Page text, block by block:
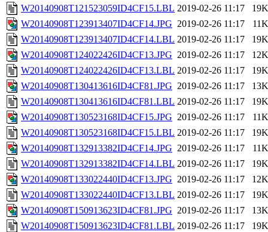
W20140908T121523059ID4CF15.LBL 2019-02-26 11:17
19K
W20140908T123913407ID4CF14.JPG 2019-02-26 11:17
11K
W20140908T123913407ID4CF14.LBL 2019-02-26 11:17
19K
W20140908T124022426ID4CF13.JPG 2019-02-26 11:17
12K
W20140908T124022426ID4CF13.LBL 2019-02-26 11:17
19K
W20140908T130413616ID4CF81.JPG 2019-02-26 11:17
13K
W20140908T130413616ID4CF81.LBL 2019-02-26 11:17
19K
W20140908T130523168ID4CF15.JPG 2019-02-26 11:17
11K
W20140908T130523168ID4CF15.LBL 2019-02-26 11:17
19K
W20140908T132913382ID4CF14.JPG 2019-02-26 11:17
11K
W20140908T132913382ID4CF14.LBL 2019-02-26 11:17
19K
W20140908T133022440ID4CF13.JPG 2019-02-26 11:17
12K
W20140908T133022440ID4CF13.LBL 2019-02-26 11:17
19K
W20140908T150913623ID4CF81.JPG 2019-02-26 11:17
13K
W20140908T150913623ID4CF81.LBL 2019-02-26 11:17
19K